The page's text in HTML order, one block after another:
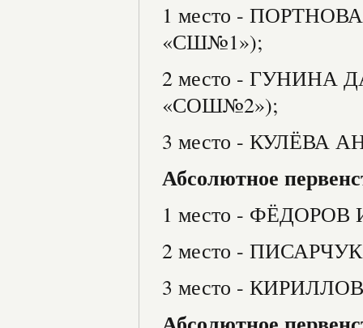
1 место -
«СШ№1»);
2 место - ГУНИНА
«СОШ№2»);
3 место - КУЛЁВА
Абсолютное
1 место -
2 место -
3 место -